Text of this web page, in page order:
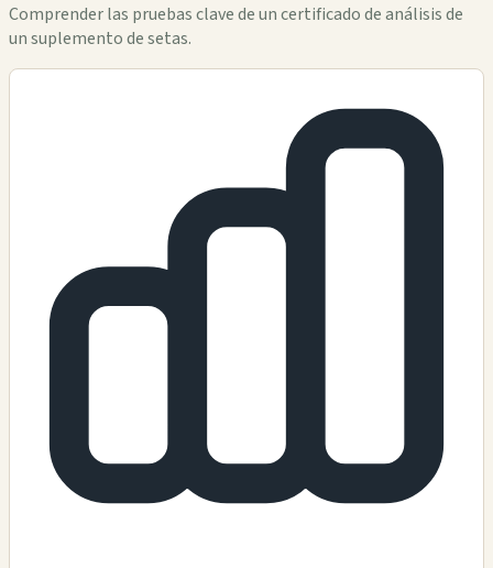
Comprender las pruebas clave de un certificado de análisis de
un suplemento de setas.